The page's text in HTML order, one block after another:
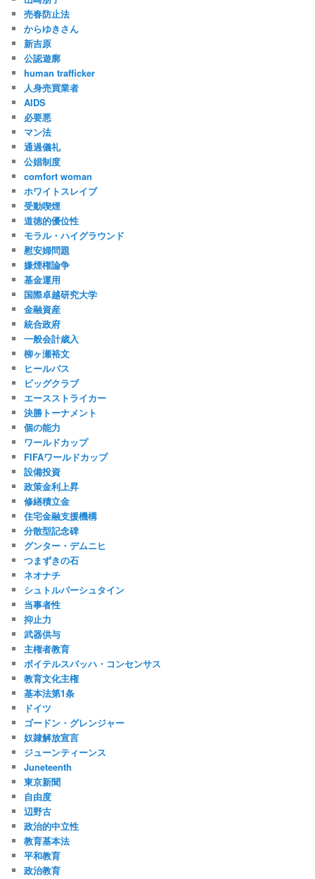
売春防止法
からゆきさん
新吉原
公認遊廓
human trafficker
人身売買業者
AIDS
必要悪
マン法
通過儀礼
公娼制度
comfort woman
ホワイトスレイブ
受動喫煙
道徳的優位性
モラル・ハイグラウンド
慰安婦問題
嫌煙権論争
基金運用
国際卓越研究大学
金融資産
統合政府
一般会計歳入
柳ヶ瀬裕文
ヒールパス
ビッグクラブ
エースストライカー
決勝トーナメント
個の能力
ワールドカップ
FIFAワールドカップ
設備投資
政策金利上昇
修繕積立金
住宅金融支援機構
分散型記念碑
グンター・デムニヒ
つまずきの石
ネオナチ
シュトルパーシュタイン
当事者性
抑止力
武器供与
主権者教育
ボイテルスバッハ・コンセンサス
教育文化主権
基本法第1条
ドイツ
ゴードン・グレンジャー
奴隷解放宣言
ジューンティーンス
Juneteenth
東京新聞
自由度
辺野古
政治的中立性
教育基本法
平和教育
政治教育